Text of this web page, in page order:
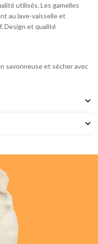
utilisés. Les gamelles
au lave-vaisselle et
Design et qualité
savonneuse et sécher avec